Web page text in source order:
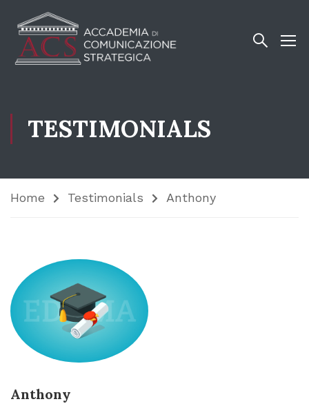
TESTIMONIALS
Home Testimonials Anthony
Anthony